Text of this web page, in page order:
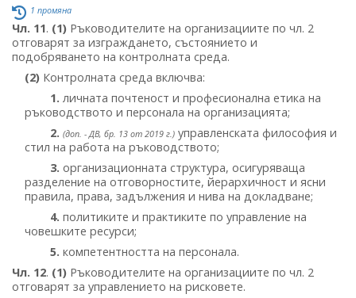
1 промяна
Чл. 11. (1) Ръководителите на организациите по чл. 2
отговарят за изграждането, състоянието и
подобряването на контролната среда.
(2) Контролната среда включва:
1. личната почтеност и професионална етика на
ръководството и персонала на организацията;
2. (доп. - ДВ, бр. 13 от 2019 г.) управленската философия и
стил на работа на ръководството;
3. организационната структура, осигуряваща
разделение на отговорностите, йерархичност и ясни
правила, права, задължения и нива на докладване;
4. политиките и практиките по управление на
човешките ресурси;
5. компетентността на персонала.
Чл. 12. (1) Ръководителите на организациите по чл. 2
отговарят за управлението на рисковете.